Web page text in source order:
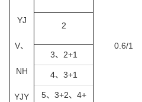
YJ
V、
NH
YJY
0.6/1
2
3、2+1
4、3+1
5、3+2、4+